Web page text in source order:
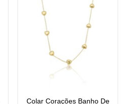
Colar Corações Banho De